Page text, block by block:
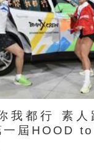
我都行 素
屆HOOD